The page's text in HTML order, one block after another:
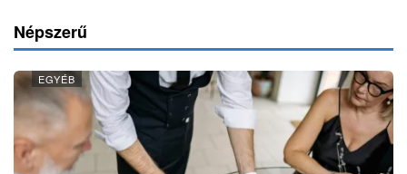
Népszerű
EGYÉB